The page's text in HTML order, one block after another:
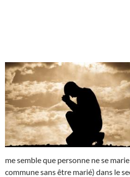
me semble que personne ne se
commune sans être marié) dans le